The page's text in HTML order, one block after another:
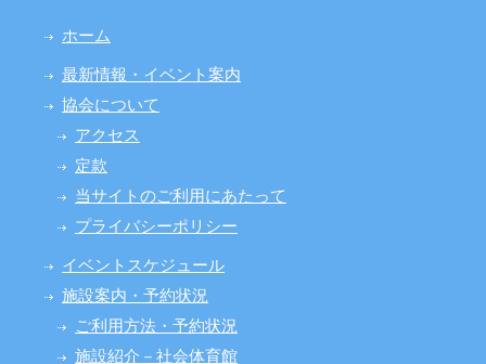
ホーム
最新情報・イベント案内
協会について
アクセス
定款
当サイトのご利用にあたって
プライバシーポリシー
イベントスケジュール
施設案内・予約状況
ご利用方法・予約状況
施設紹介－社会体育館